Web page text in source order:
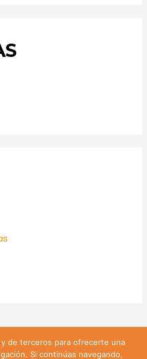
| Teléfono: +56 9 74809547 |
de terceros para ofrecerte una
Si continúas navegando,